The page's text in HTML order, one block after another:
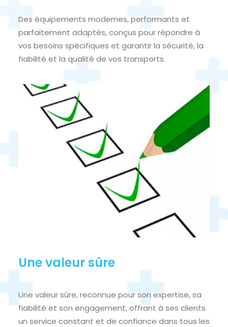
Des équipements modernes, performants et
parfaitement adaptés, conçus pour répondre à
vos besoins spécifiques et garantir la sécurité, la
fiabilité et la qualité de vos transports.
Une valeur sûre
Une valeur sûre, reconnue pour son expertise, sa
fiabilité et son engagement, offrant à ses clients
un service constant et de confiance dans tous les